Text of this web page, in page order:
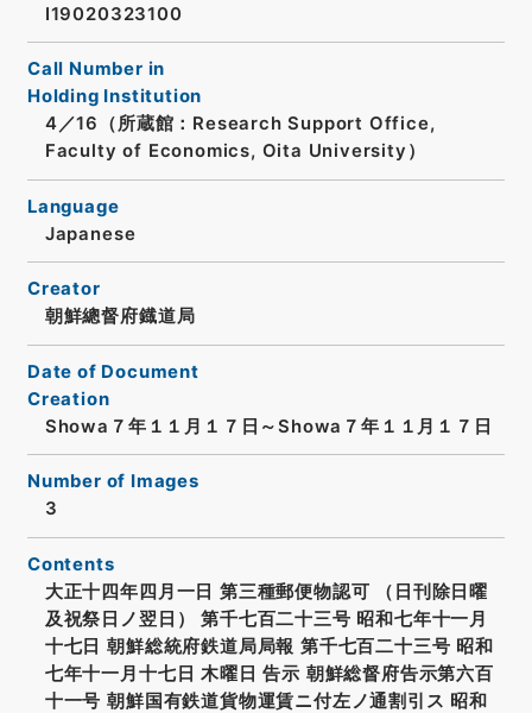
I19020323100
Call Number in
Holding Institution
4／16（所蔵館：Research Support Office,
Faculty of Economics, Oita University）
Language
Japanese
Creator
朝鮮總督府鐡道局
Date of Document
Creation
Showa７年１１月１７日～Showa７年１１月１７日
Number of Images
3
Contents
大正十四年四月一日 第三種郵便物認可 （日刊除日曜
及祝祭日ノ翌日） 第千七百二十三号 昭和七年十一月
十七日 朝鮮総統府鉄道局局報 第千七百二十三号 昭和
七年十一月十七日 木曜日 告示 朝鮮総督府告示第六百
十一号 朝鮮国有鉄道貨物運賃ニ付左ノ通割引ス 昭和